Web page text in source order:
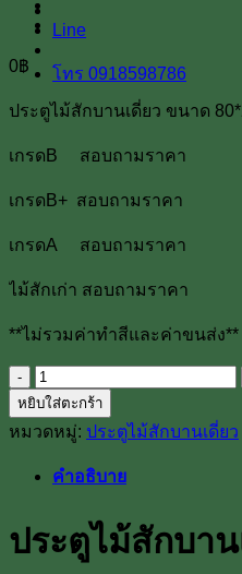
Line
โทร 0918598786
0฿
ประตูไม้สักบานเดี่ยว ขนาด
เกรดB สอบถามราคา
เกรดB+ สอบถามราคา
เกรดA สอบถามราคา
ไม้สักเก่า สอบถามราคา
**ไม่รวมค่าทำสีและค่าขนส่ง**
จำนวน
ประตู
ไม้
บาน
B298
หยิบใส่ตะกร้า
หมวดหมู่: ประตูไม้สักบานเดี่ยว
คำอธิบาย
ประตูไม้สักบา